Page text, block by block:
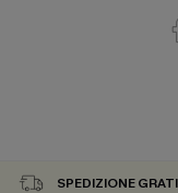
SPEDIZIONE